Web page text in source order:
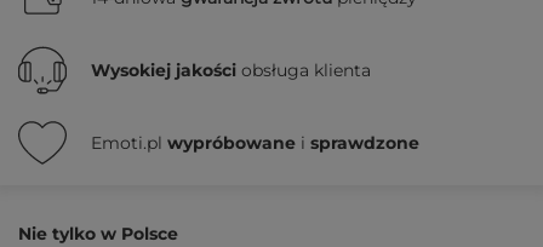
Wysokiej jakości obsługa klienta
Emoti.pl wypróbowane i sprawdzone
Nie tylko w Polsce